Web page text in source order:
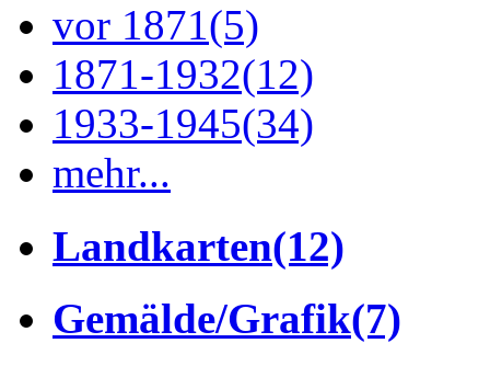
vor 1871(5)
1871-1932(12)
1933-1945(34)
mehr...
Landkarten(12)
Gemälde/Grafik(7)